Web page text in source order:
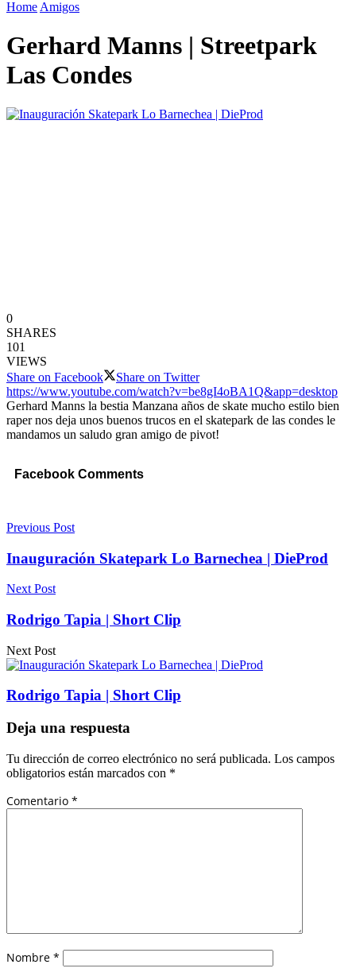
Home Amigos
Gerhard Manns | Streetpark
Las Condes
0
SHARES
101
VIEWS
Share on Facebook
Share on Twitter
https://www.youtube.com/watch?v=be8gI4oBA1Q&app=desktop
Gerhard Manns la bestia Manzana años de skate mucho estilo bien
raper nos deja unos buenos trucos en el skatepark de las condes le
mandamos un saludo gran amigo de pivot!
Facebook Comments
Previous Post
Inauguración Skatepark Lo Barnechea | DieProd
Next Post
Rodrigo Tapia | Short Clip
Next Post
Rodrigo Tapia | Short Clip
Deja una respuesta
Tu dirección de correo electrónico no será publicada. Los campos
obligatorios están marcados con *
Comentario *
Nombre *